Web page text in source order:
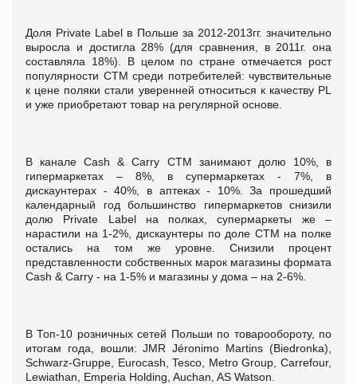
Доля Private Label в Польше за 2012-2013гг. значительно
выросла и достигла 28% (для сравнения, в 2011г. она
составляла 18%). В целом по стране отмечается рост
популярности СТМ среди потребителей: чувствительные
к цене поляки стали уверенней относиться к качеству PL
и уже приобретают товар на регулярной основе.
В канале Cash & Carry СТМ занимают долю 10%, в
гипермаркетах – 8%, в супермаркетах - 7%, в
дискаунтерах - 40%, в аптеках - 10%. За прошедший
календарный год большинство гипермаркетов снизили
долю Private Label на полках, супермаркеты же –
нарастили на 1-2%, дискаунтеры по доле СТМ на полке
остались на том же уровне. Снизили процент
представленности собственных марок магазины формата
Cash & Carry - на 1-5% и магазины у дома – на 2-6%.
В Топ-10 розничных сетей Польши по товарообороту, по
итогам года, вошли: JMR Jéronimo Martins (Biedronka),
Schwarz-Gruppe, Eurocash, Tesco, Metro Group, Carrefour,
Lewiathan, Emperia Holding, Auchan, AS Watson.